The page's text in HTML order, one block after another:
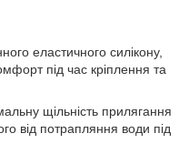
еластичного силікону,
під час кріплення та
щільність прилягання
від потрапляння води під